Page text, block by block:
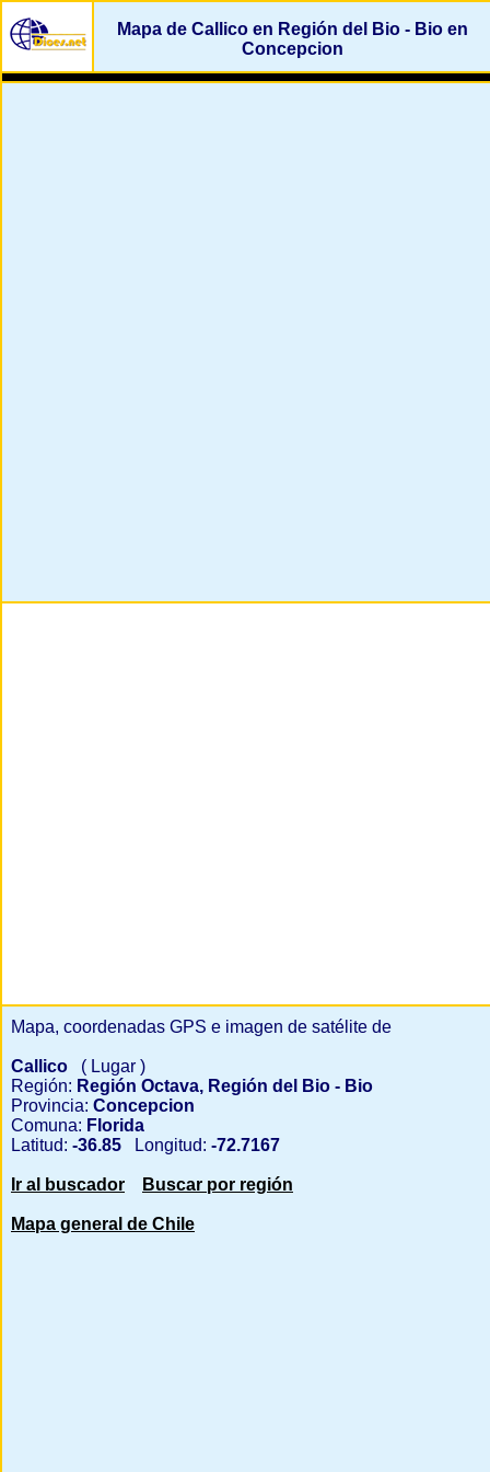
Mapa de Callico en Región del Bio - Bio en
Concepcion
Mapa, coordenadas GPS e imagen de satélite de
Callico
( Lugar )
Región: Región Octava, Región del Bio - Bio
Provincia: Concepcion
Comuna: Florida
Latitud: -36.85 Longitud: -72.7167
Ir al buscador Buscar por región
Mapa general de Chile